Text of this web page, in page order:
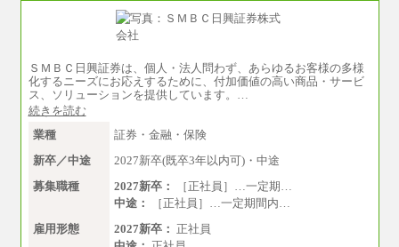
ＳＭＢＣ日興証券は、個人・法人問わず、あらゆるお客様の多様
化するニーズにお応えするために、付加価値の高い商品・サービ
ス、ソリューションを提供しています。…
続きを読む
業種
証券・金融・保険
新卒／中途
2027新卒(既卒3年以内可)・中途
募集職種
2027新卒：
［正社員］…一定期…
中途：
［正社員］…一定期間内…
雇用形態
2027新卒： 正社員